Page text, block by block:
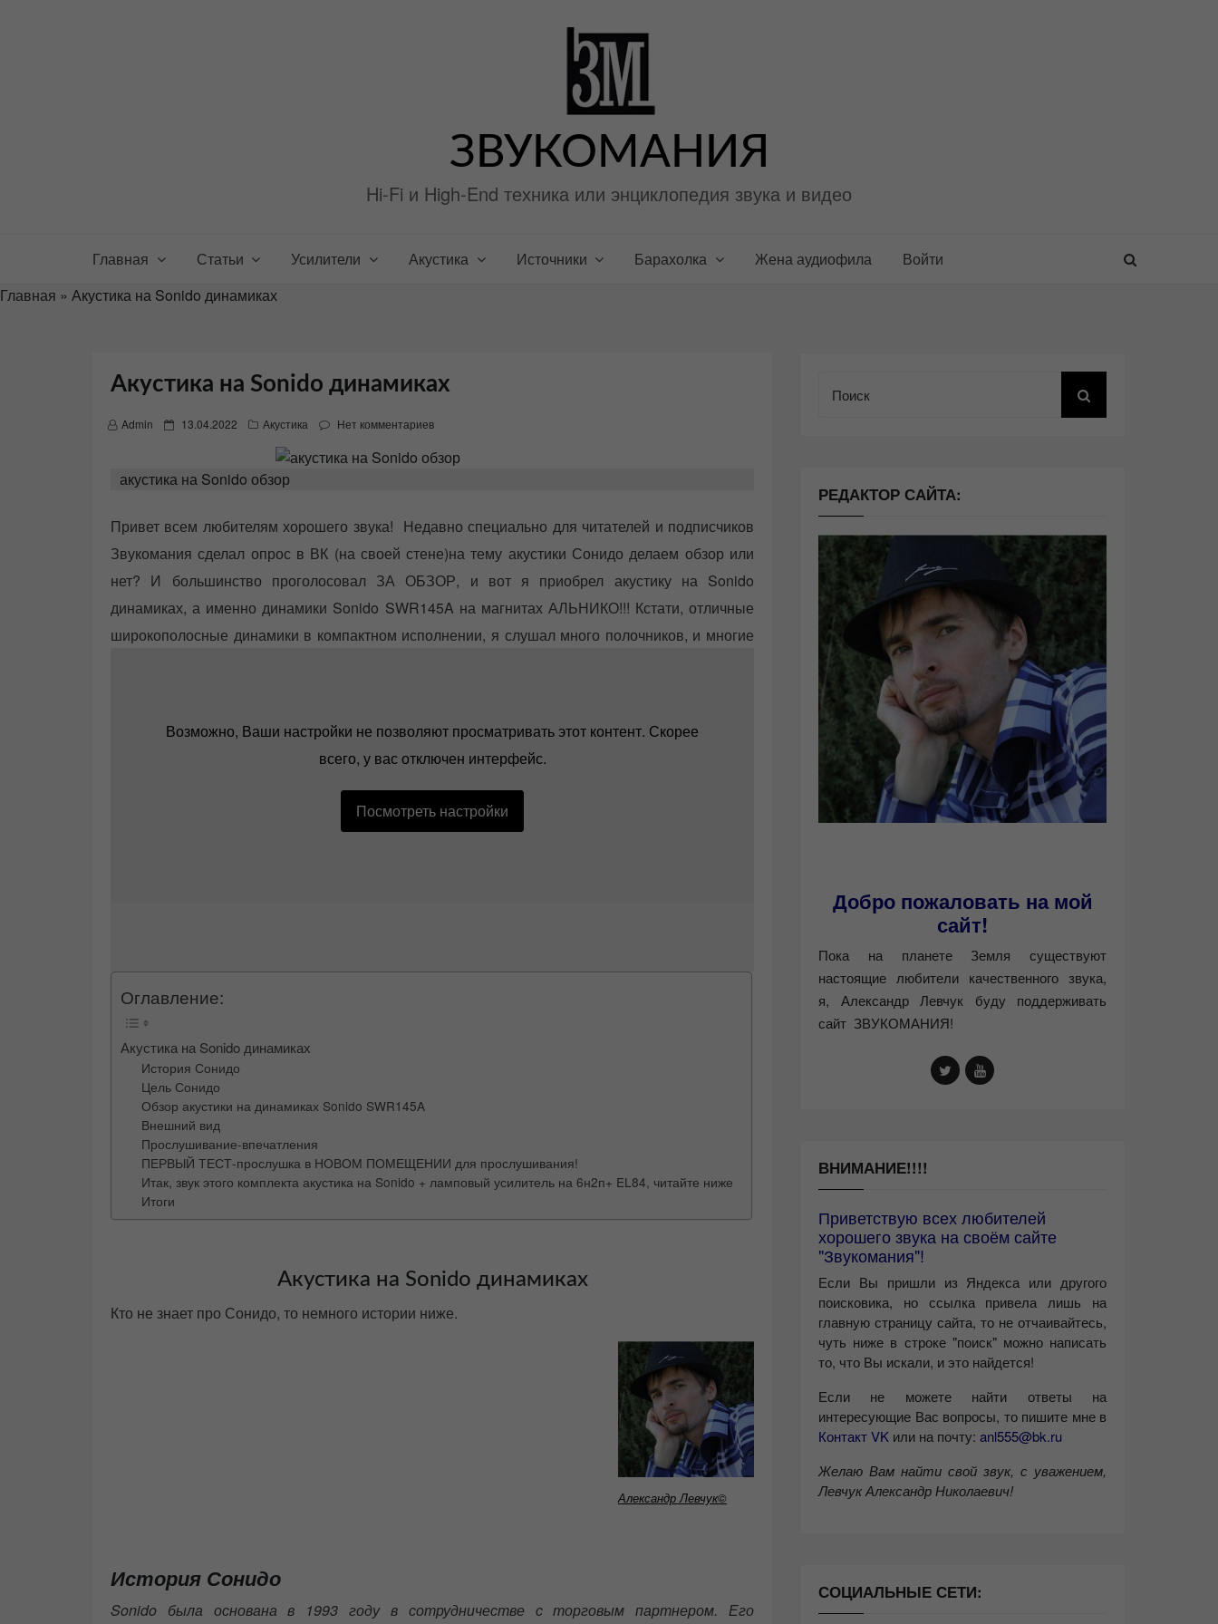
ЗВУКОМАНИЯ
Hi-Fi и High-End техника или энциклопедия звука и видео
Главная Статьи Усилители Акустика Источники Барахолка Жена аудиофила
Войти
Главная » Акустика на Sonido динамиках
Акустика на Sonido динамиках
Admin
P
e
o
n
13.04.2022 Акустика Нет комментариев
акустика на Sonido обзор
Привет всем любителям хорошего звука! Недавно специально для читателей и подписчиков
Звукомания сделал опрос в ВК (на своей стене)на тему акустики Сонидо делаем обзор или
нет? И большинство проголосовал ЗА ОБЗОР, и вот я приобрел акустику на Sonido
динамиках, а именно динамики Sonido SWR145A на магнитах АЛЬНИКО!!! Кстати, отличные
широкополосные динамики в компактном исполнении, я слушал много полочников, и многие
Возможно, Ваши настройки не позволяют просматривать этот контент. Скорее
всего, у вас отключен интерфейс.
Посмотреть настройки
Оглавление:
Акустика на Sonido динамиках
История Сонидо
Цель Сонидо
Обзор акустики на динамиках Sonido SWR145A
Внешний вид
Прослушивание-впечатления
ПЕРВЫЙ ТЕСТ-прослушка в НОВОМ ПОМЕЩЕНИИ для прослушивания!
Итак, звук этого комплекта акустика на Sonido + ламповый усилитель на 6н2п+ EL84, читайте ниже
Итоги
Акустика на Sonido динамиках
Кто не знает про Сонидо, то немного истории ниже.
Александр Левчук©
История Сонидо
Sonido была основана в 1993 году в сотрудничестве с торговым партнером. Его
РЕДАКТОР САЙТА:
Добро пожаловать на мой
сайт!
Пока на планете Земля существуют
настоящие любители качественного звука,
я, Александр Левчук буду поддерживать
сайт ЗВУКОМАНИЯ!
ВНИМАНИЕ!!!!
Приветствую всех любителей
хорошего звука на своём сайте
"Звукомания"!
Если Вы пришли из Яндекса или другого
поисковика, но ссылка привела лишь на
главную страницу сайта, то не отчаивайтесь,
чуть ниже в строке "поиск" можно написать
то, что Вы искали, и это найдется!
Если не можете найти ответы на
интересующие Вас вопросы, то пишите мне в
Контакт VK или на почту: anl555@bk.ru
Желаю Вам найти свой звук, с уважением,
Левчук Александр Николаевич!
СОЦИАЛЬНЫЕ СЕТИ: